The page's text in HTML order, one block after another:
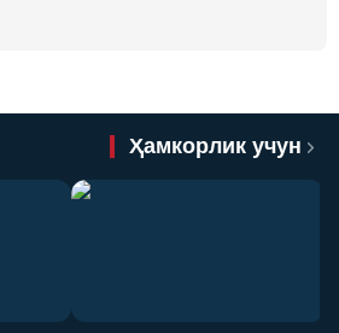
Ҳамкорлик учун